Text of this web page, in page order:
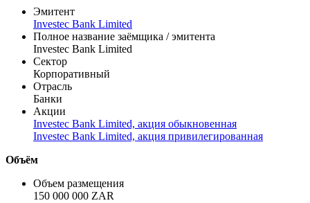
Эмитент
Investec Bank Limited
Полное название заёмщика / эмитента
Investec Bank Limited
Сектор
Корпоративный
Отрасль
Банки
Акции
Investec Bank Limited, акция обыкновенная
Investec Bank Limited, акция привилегированная
Объём
Объем размещения
150 000 000 ZAR